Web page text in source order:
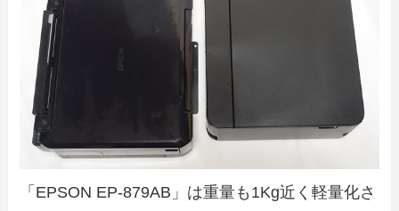
「EPSON EP-879AB」は重量も1Kg近く軽量化さ